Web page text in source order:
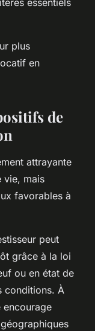
plus
en
de
attrayante
vie, mais
favorables à
peut
grâce à la loi
ou en état de
conditions. À
encourage